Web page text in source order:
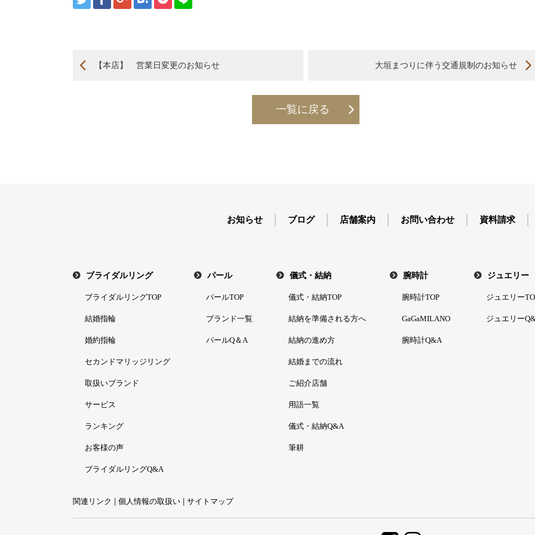
【本店】 営業日変更のお知らせ 大垣まつりに伴う交通規制のお知らせ
一覧に戻る
お知らせ ブログ 店舗案内 お問い合わせ 資料請求
ブライダルリング
ブライダルリングTOP
結婚指輪
婚約指輪
セカンドマリッジリング
取扱いブランド
サービス
ランキング
お客様の声
ブライダルリングQ&A
パール
パールTOP
ブランド一覧
パールQ＆A
儀式・結納
儀式・結納TOP
結納を準備される方へ
結納の進め方
結婚までの流れ
ご紹介店舗
用語一覧
儀式・結納Q&A
筆耕
腕時計
腕時計TOP
GaGaMILANO
腕時計Q&A
ジュエリー
ジュエリー
ジュエリー
関連リンク 個人情報の取扱い サイトマップ